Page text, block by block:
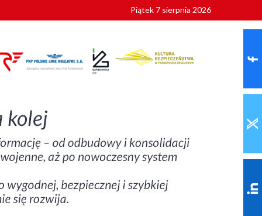
Piątek 7 sierpnia 2026